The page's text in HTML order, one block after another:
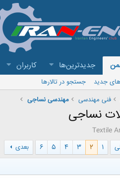
جدیدترین‌ها کاربران
جدید
جستجو در تالارها
فنی مهندسی مهندسی نساجی
نساجی
Textile
1
2
3
4
5
6
بعدی